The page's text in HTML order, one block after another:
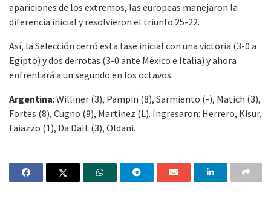
apariciones de los extremos, las europeas manejaron la
diferencia inicial y resolvieron el triunfo 25-22.
Así, la Selección cerró esta fase inicial con una victoria (3-0 a
Egipto) y dos derrotas (3-0 ante México e Italia) y ahora
enfrentará a un segundo en los octavos.
Argentina: Williner (3), Pampin (8), Sarmiento (-), Matich (3),
Fortes (8), Cugno (9), Martínez (L). Ingresaron: Herrero, Kisur,
Faiazzo (1), Da Dalt (3), Oldani.